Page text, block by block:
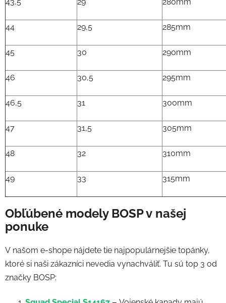
44 29,5 285mm
45 30 290mm
46 30,5 295mm
46,5 31 300mm
47 31,5 305mm
48 32 310mm
49 33 315mm
Obľúbené modely BOSP v našej
ponuke
V našom e-shope nájdete tie najpopulárnejšie topánky,
ktoré si naši zákazníci nevedia vynachváliť. Tu sú top 3 od
značky BOSP: